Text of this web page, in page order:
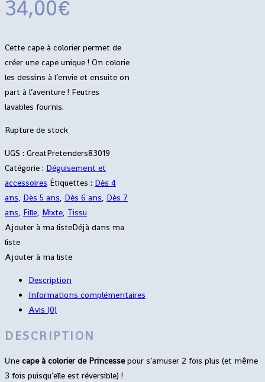
34,00€
Cette cape à colorier permet de
créer une cape unique ! On colorie
les dessins à l’envie et ensuite on
part à l’aventure ! Feutres
lavables fournis.
Rupture de stock
UGS : GreatPretenders83019
Catégorie : Déguisement et
accessoires Étiquettes : Dès 4
ans, Dès 5 ans, Dès 6 ans, Dès 7
ans, Fille, Mixte, Tissu
Ajouter à ma listeDéjà dans ma
liste
Ajouter à ma liste
Description
Informations complémentaires
Avis (0)
DESCRIPTION
Une cape à colorier de Princessepour s’amuser 2 fois plus (et même
3 fois puisqu’elle est réversible) !